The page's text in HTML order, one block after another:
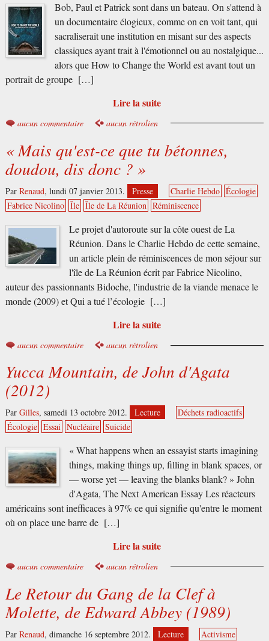
Bob, Paul et Patrick sont dans un bateau. On s'attend à
un documentaire élogieux, comme on en voit tant, qui
sacraliserait une institution en misant sur des aspects
classiques ayant trait à l'émotionnel ou au nostalgique...
alors que How to Change the World est avant tout un
portrait de groupe […]
Lire la suite
aucun commentaire aucun rétrolien
« Mais qu'est-ce que tu bétonnes,
doudou, dis donc ? »
Par Renaud, lundi 07 janvier 2013. Presse Charlie Hebdo Écologie
Fabrice Nicolino Île Île de La Réunion Réminiscence
Le projet d'autoroute sur la côte ouest de La
Réunion. Dans le Charlie Hebdo de cette semaine,
un article plein de réminiscences de mon séjour sur
l'île de La Réunion écrit par Fabrice Nicolino,
auteur des passionnants Bidoche, l'industrie de la viande menace le
monde (2009) et Qui a tué l’écologie […]
Lire la suite
aucun commentaire aucun rétrolien
Yucca Mountain, de John d'Agata
(2012)
Par Gilles, samedi 13 octobre 2012. Lecture
Déchets radioactifs
Écologie Essai Nucléaire Suicide
« What happens when an essayist starts imagining
things, making things up, filling in blank spaces, or
— worse yet — leaving the blanks blank? » John
d'Agata, The Next American Essay Les réacteurs
américains sont inefficaces à 97% ce qui signifie qu'entre le moment
où on place une barre de […]
Lire la suite
aucun commentaire aucun rétrolien
Le Retour du Gang de la Clef à
Molette, de Edward Abbey (1989)
Par Renaud, dimanche 16 septembre 2012. Lecture Activisme